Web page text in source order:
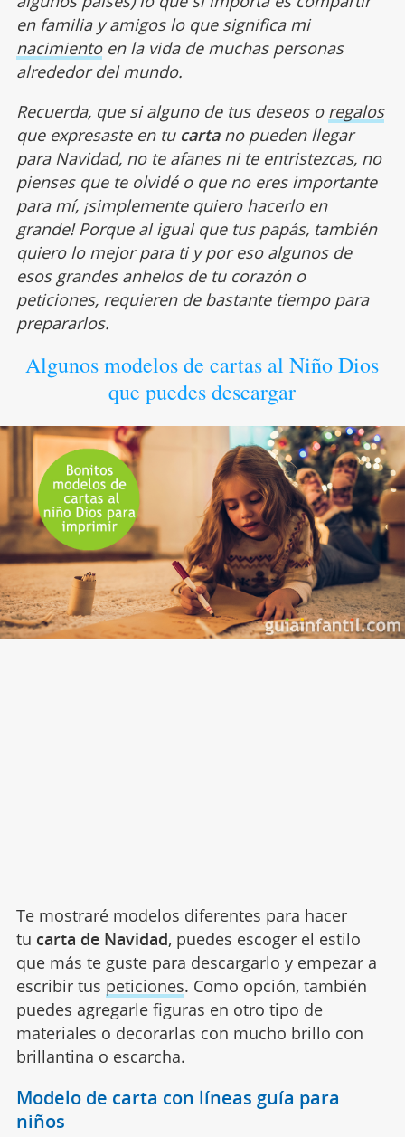
en familia y amigos lo que significa mi
nacimientoen la vida de muchas personas
alrededor del mundo.
Recuerda, que si alguno de tus deseos o regalos
que expresaste en tu cartano pueden llegar
para Navidad, no te afanes ni te entristezcas, no
pienses que te olvidé o que no eres importante
para mí, ¡simplemente quiero hacerlo en
grande! Porque al igual que tus papás, también
quiero lo mejor para ti y por eso algunos de
esos grandes anhelos de tu corazón o
peticiones, requieren de bastante tiempo para
prepararlos.
Algunos modelos de cartas al Niño Dios
que puedes descargar
Te mostraré modelos diferentes para hacer
tu carta de Navidad, puedes escoger el estilo
que más te guste para descargarlo y empezar a
escribir tus peticiones. Como opción, también
puedes agregarle figuras en otro tipo de
materiales o decorarlas con mucho brillo con
brillantina o escarcha.
Modelo de carta con líneas guía para
niños